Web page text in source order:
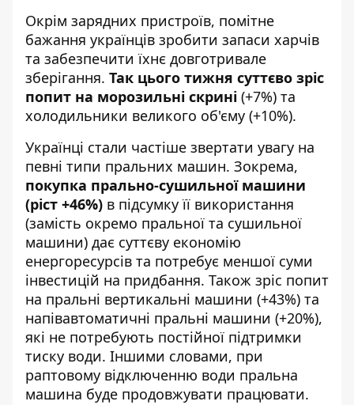
Окрім зарядних пристроїв, помітне
бажання українців зробити запаси харчів
та забезпечити їхнє довготривале
зберігання. Так цього тижня суттєво зріс
попит на морозильні скрині (+7%) та
холодильники великого об'єму (+10%).
Українці стали частіше звертати увагу на
певні типи пральних машин. Зокрема,
покупка прально-сушильної машини
(ріст +46%) в підсумку її використання
(замість окремо пральної та сушильної
машини) дає суттєву економію
енергоресурсів та потребує меншої суми
інвестицій на придбання. Також зріс попит
на пральні вертикальні машини (+43%) та
напівавтоматичні пральні машини (+20%),
які не потребують постійної підтримки
тиску води. Іншими словами, при
раптовому відключенню води пральна
машина буде продовжувати працювати.